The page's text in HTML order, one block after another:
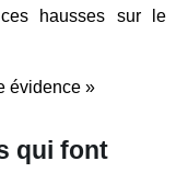
hausses sur le
évidence »
qui font